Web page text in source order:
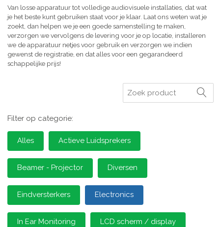
Van losse apparatuur tot volledige audiovisuele installaties, dat wat
je het beste kunt gebruiken staat voor je klaar. Laat ons weten wat je
zoekt, dan helpen we je een goede samenstelling te maken,
verzorgen we vervolgens de levering voor je op locatie, installeren
we de apparatuur netjes voor gebruik en verzorgen we indien
gewenst de registratie, en dat alles voor een gegarandeerd
schappelijke prijs!
Zoeken
Filter op categorie:
Alles Actieve Luidsprekers
Beamer - Projector Diversen
Eindversterkers Electronics
In Ear Monitoring LCD scherm / display